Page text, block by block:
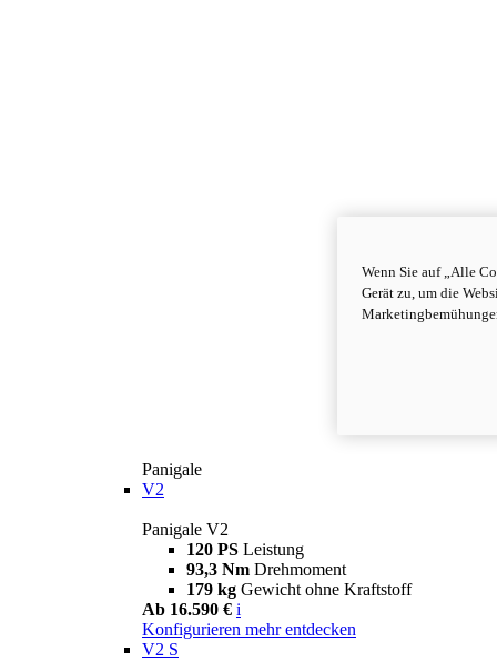
Panigale
V2
Panigale V2
120 PS Leistung
93,3 Nm Drehmoment
179 kg Gewicht ohne Kraftstoff
Ab 16.590 € i
Konfigurieren mehr entdecken
V2 S
Wenn Sie auf „Alle
Gerät zu, um die